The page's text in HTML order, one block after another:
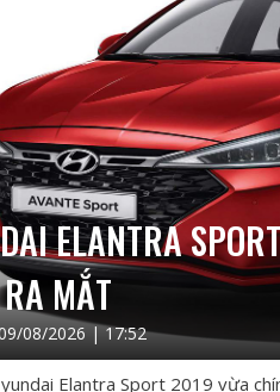
ELANTRA
MẮT
08/2026 | 17:52
Elantra Sport 2019 vừa